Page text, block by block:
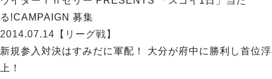
しながわシティ
立川アスレティックFC
ペスカドーラ町田
湘南ベルマーレ
る!CAMPAIGN 募集
2014.07.14 【リーグ戦】
新規参入対決はすみだに軍配！ 大分が府中に勝利し首位浮
上！